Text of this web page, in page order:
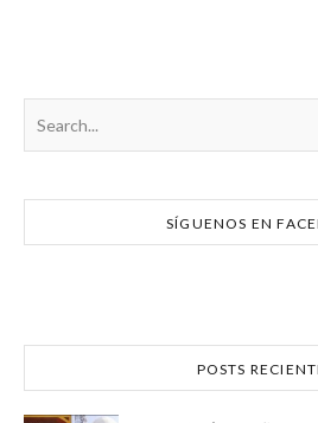
SÍGUENOS EN
POSTS